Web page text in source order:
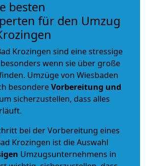
besten
für den Umzug
Krozingen sind eine stressige
wenn sie über große
Umzüge von Wiesbaden
besondereVorbereitung und
sicherzustellen, dass alles
bei der Vorbereitung eines
Krozingen ist die Auswahl
Umzugsunternehmens in